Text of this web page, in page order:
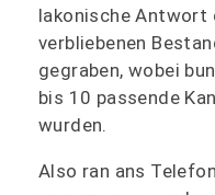
lakonische Antwort
verbliebenen
gegraben, wobei
bis 10 passende
wurden.
Also ran ans